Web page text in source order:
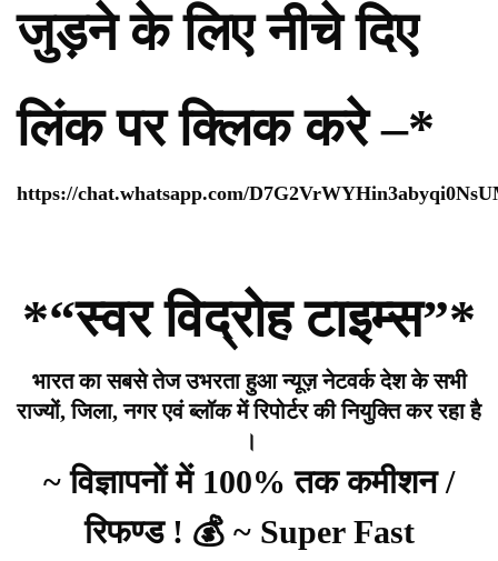
जुड़ने के लिए नीचे दिए
लिंक पर क्लिक करे –*
https://chat.whatsapp.com/
*“स्वर विद्रोह टाइम्स”*
भारत का सबसे तेज उभरता हुआ न्यूज़ नेटवर्क देश के सभी
राज्यों, जिला, नगर एवं ब्लॉक में रिपोर्टर की नियुक्ति कर रहा है
।
~ विज्ञापनों में 100% तक कमीशन /
रिफण्ड ! 💰 ~ Super Fast